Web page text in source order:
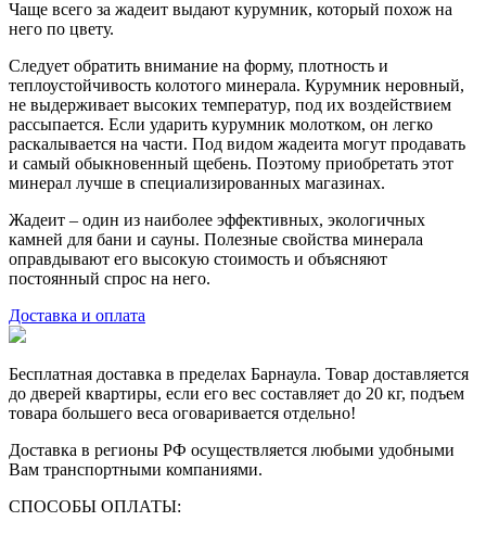
Чаще всего за жадеит выдают курумник, который похож на
него по цвету.
Следует обратить внимание на форму, плотность и
теплоустойчивость колотого минерала. Курумник неровный,
не выдерживает высоких температур, под их воздействием
рассыпается. Если ударить курумник молотком, он легко
раскалывается на части. Под видом жадеита могут продавать
и самый обыкновенный щебень. Поэтому приобретать этот
минерал лучше в специализированных магазинах.
Жадеит – один из наиболее эффективных, экологичных
камней для бани и сауны. Полезные свойства минерала
оправдывают его высокую стоимость и объясняют
постоянный спрос на него.
Доставка и оплата
Бесплатная доставка в пределах Барнаула. Товар доставляется
до дверей квартиры, если его вес составляет до 20 кг, подъем
товара большего веса оговаривается отдельно!
Доставка в регионы РФ осуществляется любыми удобными
Вам транспортными компаниями.
СПОСОБЫ ОПЛАТЫ: